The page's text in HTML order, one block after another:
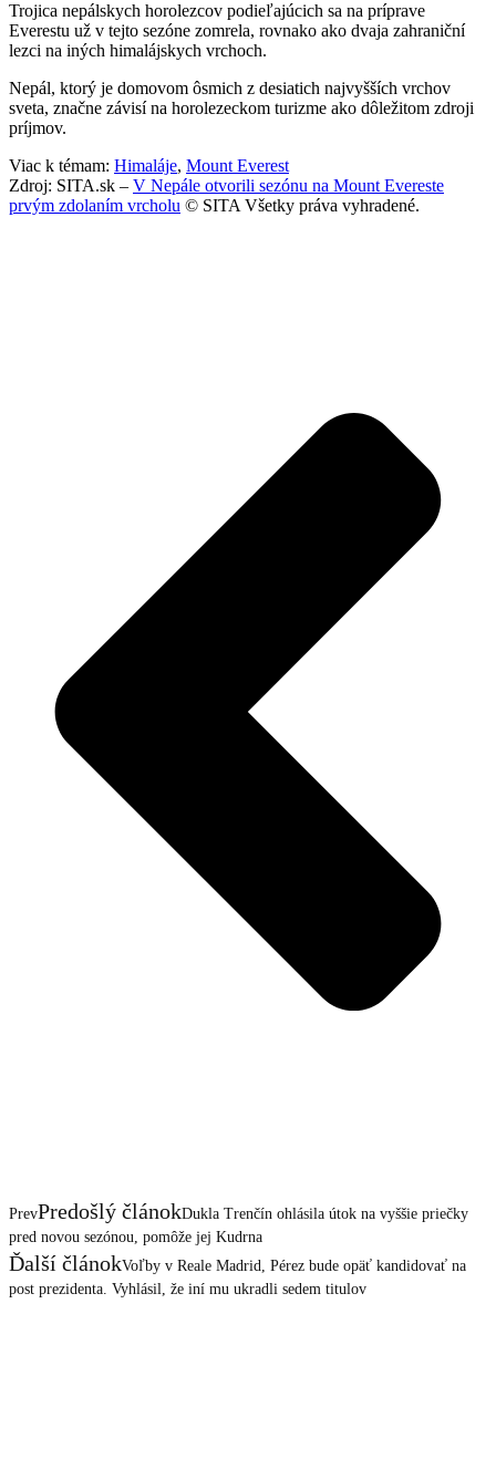
Trojica nepálskych horolezcov podieľajúcich sa na príprave
Everestu už v tejto sezóne zomrela, rovnako ako dvaja zahraniční
lezci na iných himalájskych vrchoch.
Nepál, ktorý je domovom ôsmich z desiatich najvyšších vrchov
sveta, značne závisí na horolezeckom turizme ako dôležitom zdroji
príjmov.
Viac k témam: Himaláje, Mount Everest
Zdroj: SITA.sk – V Nepále otvorili sezónu na Mount Evereste
prvým zdolaním vrcholu © SITA Všetky práva vyhradené.
PrevPredošlý článokDukla Trenčín ohlásila útok na vyššie priečky
pred novou sezónou, pomôže jej Kudrna
Ďalší článokVoľby v Reale Madrid, Pérez bude opäť kandidovať na
post prezidenta. Vyhlásil, že iní mu ukradli sedem titulov